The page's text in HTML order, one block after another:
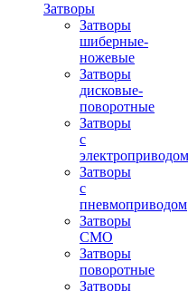
Затворы
Затворы
шиберные-
ножевые
Затворы
дисковые-
поворотные
Затворы
с
электроприводом
Затворы
с
пневмоприводом
Затворы
СМО
Затворы
поворотные
Затворы